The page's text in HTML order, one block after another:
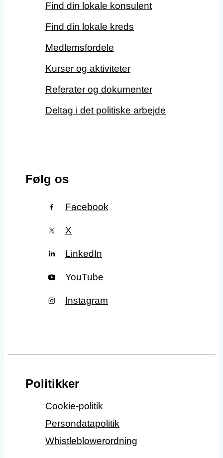
Find din lokale konsulent
Find din lokale kreds
Medlemsfordele
Kurser og aktiviteter
Referater og dokumenter
Deltag i det politiske arbejde
Følg os
Facebook
X
LinkedIn
YouTube
Instagram
Politikker
Cookie-politik
Persondatapolitik
Whistleblowerordning